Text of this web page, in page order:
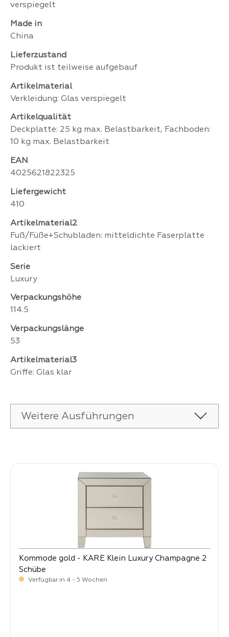
verspiegelt
Made in
China
Lieferzustand
Produkt ist teilweise aufgebauf
Artikelmaterial
Verkleidung: Glas verspiegelt
Artikelqualität
Deckplatte: 25 kg max. Belastbarkeit, Fachboden:
10 kg max. Belastbarkeit
EAN
4025621822325
Liefergewicht
410
Artikelmaterial2
Fuß/Füße+Schubladen: mitteldichte Faserplatte
lackiert
Serie
Luxury
Verpackungshöhe
114.5
Verpackungslänge
53
Artikelmaterial3
Griffe: Glas klar
Weitere Ausführungen
Kommode gold - KARE Klein Luxury Champagne 2
Schübe
Verfügbar in 4 - 5 Wochen